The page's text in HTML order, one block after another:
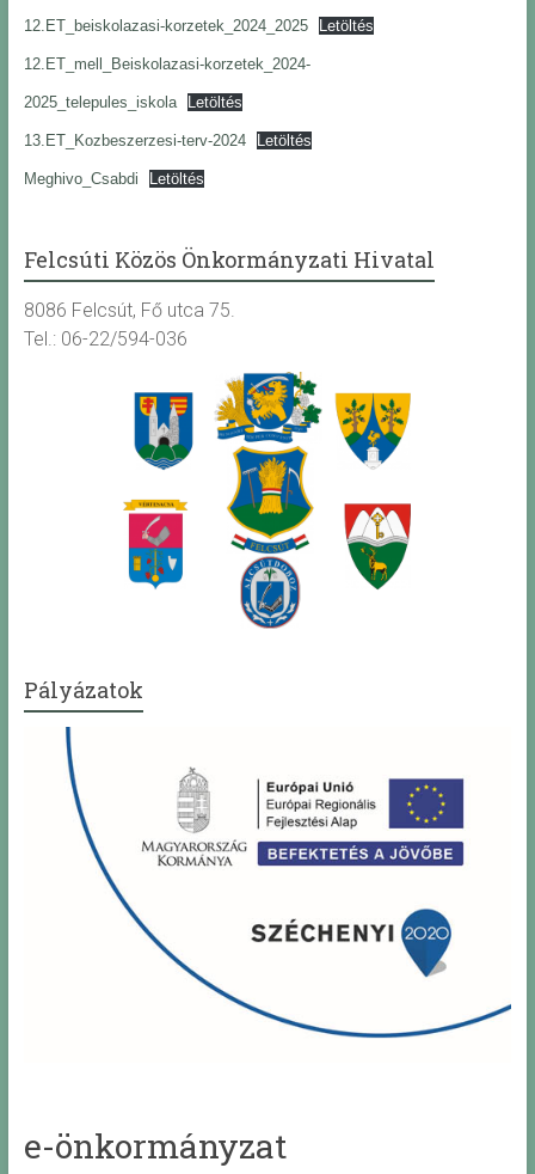
12.ET_beiskolazasi-korzetek_2024_2025 Letöltés
12.ET_mell_Beiskolazasi-korzetek_2024-
2025_telepules_iskola Letöltés
13.ET_Kozbeszerzesi-terv-2024 Letöltés
Meghivo_Csabdi Letöltés
Felcsúti Közös Önkormányzati Hivatal
8086 Felcsút, Fő utca 75.
Tel.: 06-22/594-036
Pályázatok
e-önkormányzat